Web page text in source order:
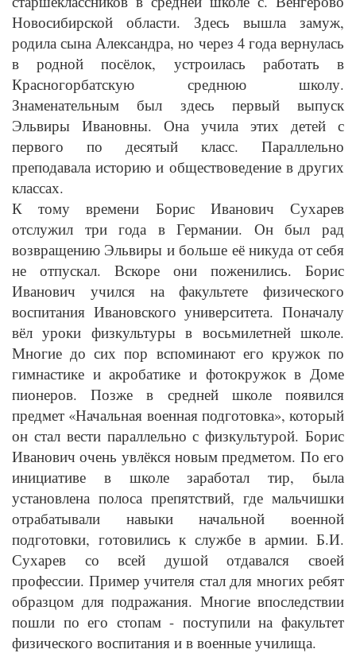
Новосибирской области. Здесь вышла замуж,
родила сына Александра, но через 4 года вернулась
в родной посёлок, устроилась работать в
Красногорбатскую среднюю школу.
Знаменательным был здесь первый выпуск
Эльвиры Ивановны. Она учила этих детей с
первого по десятый класс. Параллельно
преподавала историю и обществоведение в других
классах.
К тому времени Борис Иванович Сухарев
отслужил три года в Германии. Он был рад
возвращению Эльвиры и больше её никуда от себя
не отпускал. Вскоре они поженились. Борис
Иванович учился на факультете физического
воспитания Ивановского университета. Поначалу
вёл уроки физкультуры в восьмилетней школе.
Многие до сих пор вспоминают его кружок по
гимнастике и акробатике и фотокружок в Доме
пионеров. Позже в средней школе появился
предмет «Начальная военная подготовка», который
он стал вести параллельно с физкультурой. Борис
Иванович очень увлёкся новым предметом. По его
инициативе в школе заработал тир, была
установлена полоса препятствий, где мальчишки
отрабатывали навыки начальной военной
подготовки, готовились к службе в армии. Б.И.
Сухарев со всей душой отдавался своей
профессии. Пример учителя стал для многих ребят
образцом для подражания. Многие впоследствии
пошли по его стопам - поступили на факультет
физического воспитания и в военные училища.